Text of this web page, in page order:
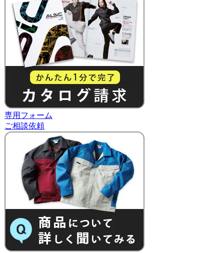
専用フォーム
ご相談依頼